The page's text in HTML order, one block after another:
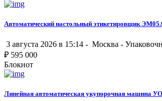
Автоматический настольный этикетировщик
3 августа 2026 в 15:14 - Москва -
₽ 595 000
Блокнот
Линейная автоматическая укупорочная машина